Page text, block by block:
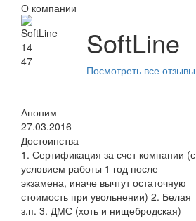
О компании
14
47
SoftLine
Посмотреть все отзывы
Аноним
27.03.2016
Достоинства
1. Сертификация за счет компании (с
условием работы 1 год после
экзамена, иначе вычтут остаточную
стоимость при увольнении) 2. Белая
з.п. 3. ДМС (хоть и нищебродская)